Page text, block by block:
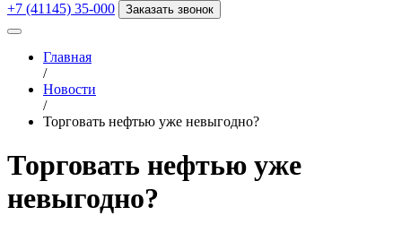
+7 (41145) 35-000 Заказать звонок
Главная
/
Новости
/
Торговать нефтью уже невыгодно?
Торговать нефтью уже
невыгодно?